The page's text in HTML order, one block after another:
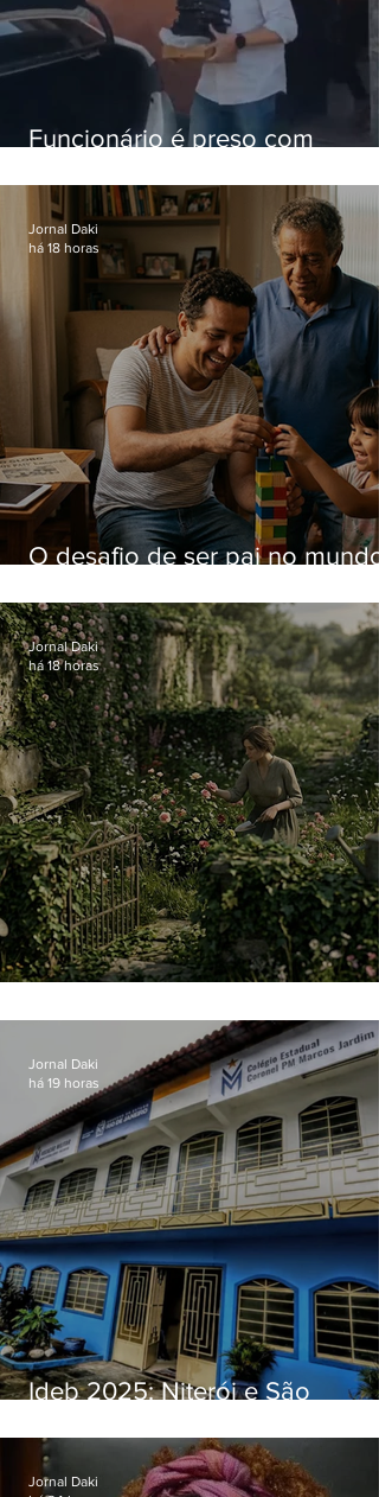
Funcionário é preso com
Hospital do Andaraí
O desafio de ser pai no mundo
Jornal Daki
há 18 horas
Jornal Daki
há 18 horas
Ideb 2025: Niterói e São
distintos no ensino médio; veja
Jornal Daki
há 19 horas
Jornal Daki